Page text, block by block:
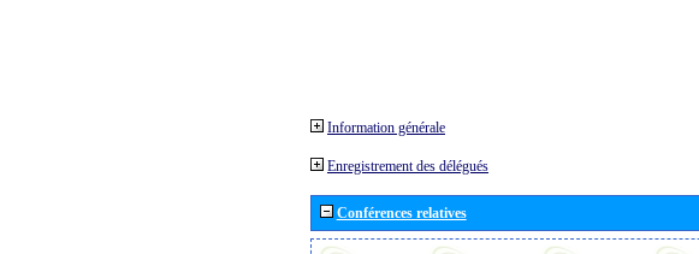
Information générale
Enregistrement des délégués
Conférences relatives